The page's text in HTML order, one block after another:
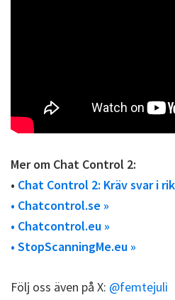
Mer om Chat Control 2:
• Chat Control 2: Kräv svar i
• Chatcontrol.se »
• Chatcontrol.eu »
• StopScanningMe.eu »
Följ oss även på X: @femtejuli